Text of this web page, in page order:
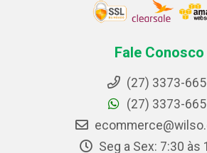
Fale Conosco
(27) 3373-
(27) 3373-
Seg a Sex: 7:30 às